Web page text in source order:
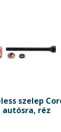
szelep
autósra, réz